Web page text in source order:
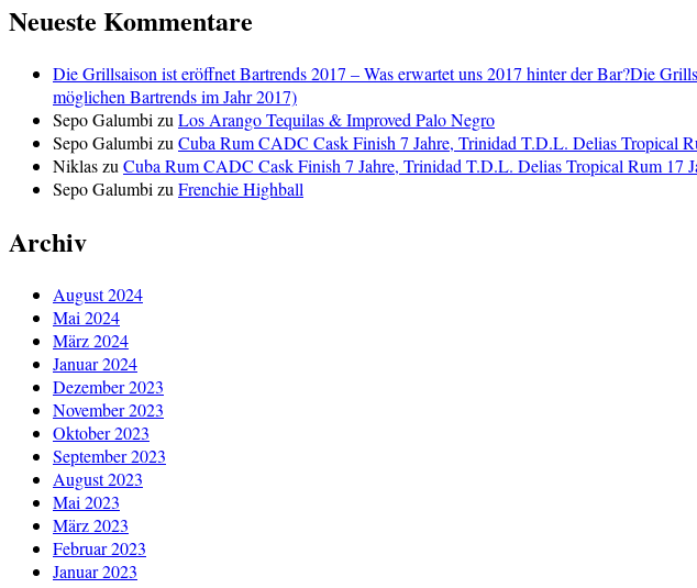
Neueste Kommentare
Die Grillsaison ist eröffnet Bartrends 2017 – Was erwartet uns 2017 hinter der Bar?Die
möglichen Bartrends im Jahr 2017)
Sepo Galumbi zu Los Arango Tequilas & Improved Palo Negro
Sepo Galumbi zu Cuba Rum CADC Cask Finish 7 Jahre, Trinidad T.D.L. Delias Tropical
Niklaszu Cuba Rum CADC Cask Finish 7 Jahre, Trinidad T.D.L. Delias Tropical Rum 17
Sepo Galumbi zu Frenchie Highball
Archiv
August 2024
Mai 2024
März 2024
Januar 2024
Dezember 2023
November 2023
Oktober 2023
September 2023
August 2023
Mai 2023
März 2023
Februar 2023
Januar 2023